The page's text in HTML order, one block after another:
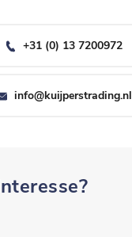
+31 (0) 13 7200972
info@kuijperstrading.nl